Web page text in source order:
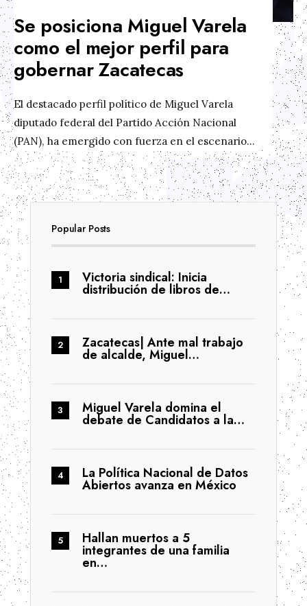
Se posiciona Miguel Varela
como el mejor perfil para
gobernar Zacatecas
El destacado perfil político de Miguel Varela
diputado federal del Partido Acción Nacional
(PAN), ha emergido con fuerza en el escenario...
Popular Posts
Victoria sindical: Inicia
distribución de libros de…
Zacatecas| Ante mal trabajo
de alcalde, Miguel…
Miguel Varela domina el
debate de Candidatos a la…
La Política Nacional de Datos
Abiertos avanza en México
Hallan muertos a 5
integrantes de una familia
en…